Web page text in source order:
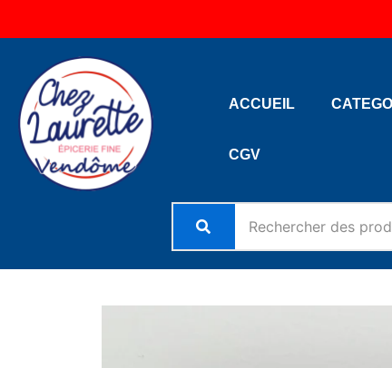
au
ACCUEIL
CGV